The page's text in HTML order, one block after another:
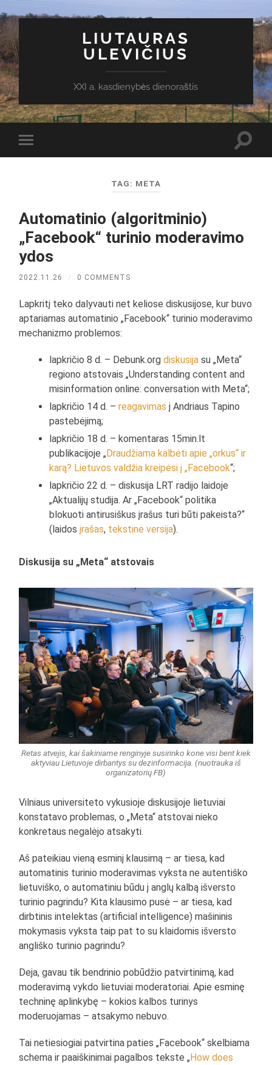
LIUTAURAS
ULEVIČIUS
XXI a. kasdienybės dienoraštis
Toggle
mobile
TAG: META
Automatinio (algoritminio)
„Facebook“ turinio moderavimo
ydos
2022.11.26 / 0 COMMENTS
Lapkritį teko dalyvauti net keliose diskusijose, kur buvo
aptariamas automatinio „Facebook“ turinio moderavimo
mechanizmo problemos:
lapkričio 8 d. – Debunk.orgdiskusija su „Meta“
regiono atstovais „Understanding content and
misinformation online: conversation with Meta“;
lapkričio 14 d. –reagavimas į Andriaus Tapino
pastebėjimą;
lapkričio 18 d. – komentaras 15min.lt
publikacijoje „Draudžiama kalbėti apie „orkus“ ir
karą? Lietuvos valdžia kreipėsi į „Facebook“;
lapkričio 22 d. – diskusija LRT radijo laidoje
„Aktualijų studija. Ar „Facebook“ politika
blokuoti antirusiškus įrašus turi būti pakeista?“
(laidosįrašas, tekstinė versija).
Diskusija su „Meta“ atstovais
Retas atvejis, kai šakiniame renginyje susirinko kone visi bent kiek
aktyviau Lietuvoje dirbantys su dezinformacija. (nuotrauka iš
organizatorių FB)
Vilniaus universiteto vykusioje diskusijoje lietuviai
konstatavo problemas, o „Meta“ atstovai nieko
konkretaus negalėjo atsakyti.
Aš pateikiau vieną esminį klausimą – ar tiesa, kad
automatinis turinio moderavimas vyksta ne autentiško
lietuviško, o automatiniu būdu į anglų kalbą išversto
turinio pagrindu? Kita klausimo pusė – ar tiesa, kad
dirbtinis intelektas (artificial intelligence) mašininis
mokymasis vyksta taip pat to su klaidomis išversto
angliško turinio pagrindu?
Deja, gavau tik bendrinio pobūdžio patvirtinimą, kad
moderavimą vykdo lietuviai moderatoriai. Apie esminę
techninę aplinkybę – kokios kalbos turinys
moderuojamas – atsakymo nebuvo.
Tai netiesiogiai patvirtina paties „Facebook“ skelbiama
schema ir paaiškinimai pagalbos tekste „How does